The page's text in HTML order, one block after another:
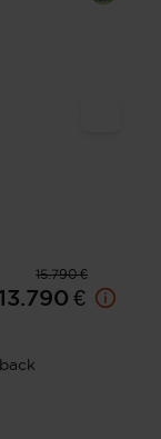
15.790 €
13.790 €